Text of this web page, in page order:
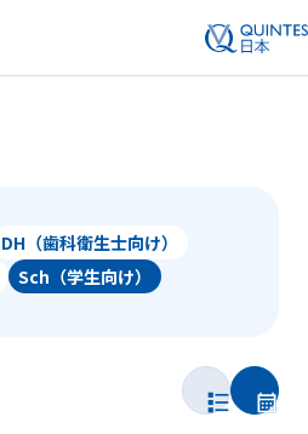
DH（歯科衛生士向け）
Sch（学生向け）